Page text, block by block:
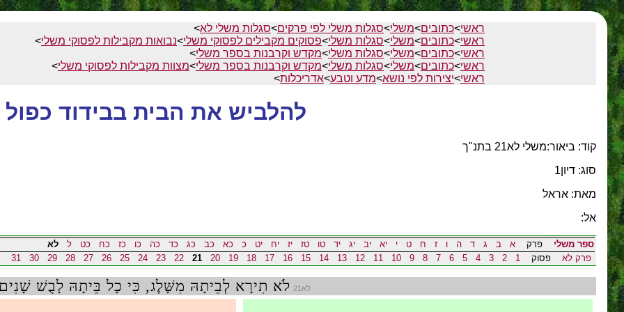
ראשי>כתובים>משלי>סגלות משלי לפי פרקים>סגלות משלי לא>
ראשי>כתובים>משלי>סגלות משלי>פסוקים מקבילים לפסוקי משלי>נבואות מקבילות לפסוקי משלי>
ראשי>כתובים>משלי>סגלות משלי>מקדש וקרבנות בספר משלי>
ראשי>כתובים>משלי>סגלות משלי>מקדש וקרבנות בספר משלי>מצוות מקבילות לפסוקי משלי>
ראשי>יצירות לפי נושא>מדע וטבע>אדריכלות>
להלביש את הבית בבידוד כפול
קוד: ביאור:משלי לא21 בתנ"ך
סוג: דיון1
מאת: אראל
אל:
ספר משלי פרק א ב ג ד ה ו ז ח ט י יא יב יג יד טו טז יז יח יט כ כא כב כג כד כה כו כז כח כט ל
לא
פרק לא פסוק 1
2
3
4
5
6
7
8
9
10
11
12
13
14
15
16
17
18
19
20
21
22
23
24
25
26
27
28
29
30
31
לא21 לֹא תִירָא לְבֵיתָהּ מִשָּׁלֶג, כִּי כָל בֵּיתָהּ לָבֻשׁ